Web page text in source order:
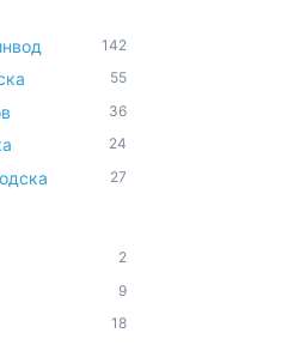
142
55
36
24
27
2
9
18